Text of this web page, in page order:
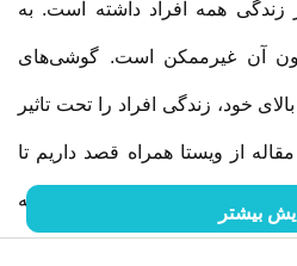
زندگی همه افراد داشته است. به
آن غیرممکن است. گوشی‌های
خود، زندگی افراد را تحت تاثیر
از ویستا همراه قصد داریم تا
آن آشنا کنیم. ما را در ادامه
بیشتر